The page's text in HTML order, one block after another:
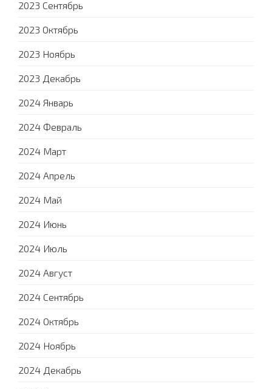
2023 Сентябрь
2023 Октябрь
2023 Ноябрь
2023 Декабрь
2024 Январь
2024 Февраль
2024 Март
2024 Апрель
2024 Май
2024 Июнь
2024 Июль
2024 Август
2024 Сентябрь
2024 Октябрь
2024 Ноябрь
2024 Декабрь